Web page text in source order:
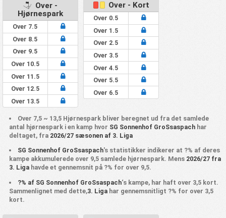
Over -
Hjørnespark
Over 7.5
Over 8.5
Over 9.5
Over 10.5
Over 11.5
Over 12.5
Over 13.5
Over - Kort
Over 0.5
Over 1.5
Over 2.5
Over 3.5
Over 4.5
Over 5.5
Over 6.5
Over 7,5 ~ 13,5 Hjørnespark bliver beregnet ud fra det samlede
antal hjørnespark i en kamp hvor SG Sonnenhof GroSsaspachhar
deltaget, fra 2026/27 sæsonen af 3. Liga
SG Sonnenhof GroSsaspach's statistikker indikerer at ?% af deres
kampe akkumulerede over 9,5 samlede hjørnespark. Mens 2026/27 fra
3. Ligahavde et gennemsnit på ?% for over 9,5.
?% af SG Sonnenhof GroSsaspach‘s kampe, har haft over 3,5 kort.
Sammenlignet med dette,3. Ligahar gennemsnitligt ?% for over 3,5
kort.